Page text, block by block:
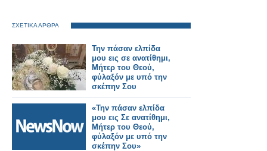
ΣΧΕΤΙΚΑ ΑΡΘΡΑ
Την πάσαν ελπίδα
μου εις σε ανατίθημι,
Μήτερ του Θεού,
φύλαξόν με υπό την
σκέπην Σου
«Την πάσαν ελπίδα
μου εις Σε ανατίθημι,
Μήτερ του Θεού,
φύλαξόν με υπό την
σκέπην Σου»